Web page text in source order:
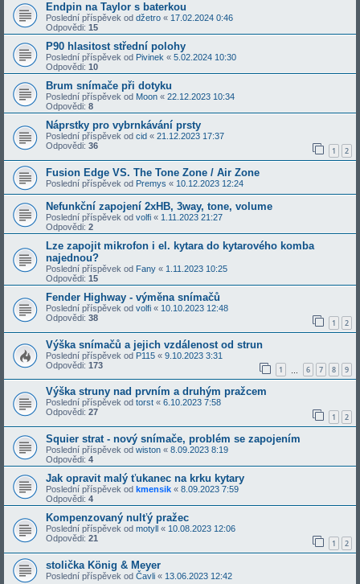
Endpin na Taylor s baterkou
Poslední příspěvek od džetro « 17.02.2024 0:46
Odpovědi: 15
P90 hlasitost střední polohy
Poslední příspěvek od Pivinek « 5.02.2024 10:30
Odpovědi: 10
Brum snímače při dotyku
Poslední příspěvek od Moon « 22.12.2023 10:34
Odpovědi: 8
Náprstky pro vybrnkávání prsty
Poslední příspěvek od cid « 21.12.2023 17:37
Odpovědi: 36 1 2
Fusion Edge VS. The Tone Zone / Air Zone
Poslední příspěvek od Premys « 10.12.2023 12:24
Nefunkční zapojení 2xHB, 3way, tone, volume
Poslední příspěvek od volfi « 1.11.2023 21:27
Odpovědi: 2
Lze zapojit mikrofon i el. kytara do kytarového komba
najednou?
Poslední příspěvek od Fany « 1.11.2023 10:25
Odpovědi: 15
Fender Highway - výměna snímačů
Poslední příspěvek od volfi « 10.10.2023 12:48
Odpovědi: 38 1 2
Výška snímačů a jejich vzdálenost od strun
Poslední příspěvek od P115 « 9.10.2023 3:31
Odpovědi: 173 1 6 7 8 9
Výška struny nad prvním a druhým pražcem
Poslední příspěvek od torst « 6.10.2023 7:58
Odpovědi: 27 1 2
Squier strat - nový snímače, problém se zapojením
Poslední příspěvek od wiston « 8.09.2023 8:19
Odpovědi: 4
Jak opravit malý ťukanec na krku kytary
Poslední příspěvek od kmensik « 8.09.2023 7:59
Odpovědi: 4
Kompenzovaný nulťý pražec
Poslední příspěvek od motyll « 10.08.2023 12:06
Odpovědi: 21 1 2
stolička König & Meyer
Poslední příspěvek od Čavli « 13.06.2023 12:42